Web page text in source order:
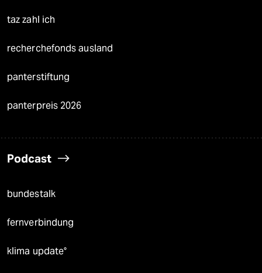
taz zahl ich
recherchefonds ausland
panterstiftung
panterpreis 2026
Podcast
bundestalk
fernverbindung
klima update°